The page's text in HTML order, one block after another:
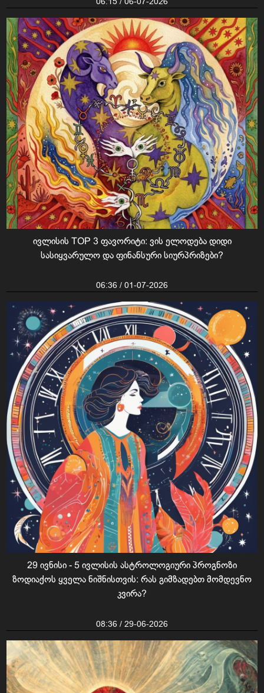
ივლისის TOP 3 ფავორიტი: ვის ელოდება დიდი
სასიყვარულო და ფინანსური სიურპრიზები?
06:36 / 01-07-2026
29 ივნისი - 5 ივლისის ასტროლოგიური პროგნოზი
ზოდიაქოს ყველა ნიშნისთვის: რას გიმზადებთ მომდევნო
კვირა?
08:36 / 29-06-2026